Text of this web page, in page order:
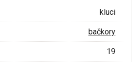
kluci
bačkory
19